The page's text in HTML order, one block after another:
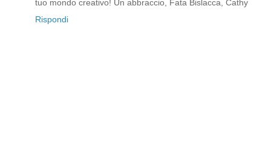
tuo mondo creativo! Un abbraccio, Fata Bislacca, Cathy
Rispondi